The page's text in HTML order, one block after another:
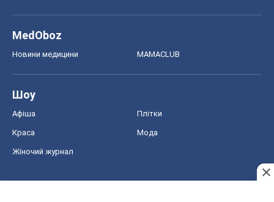
MedOboz
Новини медицини MAMACLUB
Шоу
Афіша Плітки
Краса Мода
Жіночий журнал